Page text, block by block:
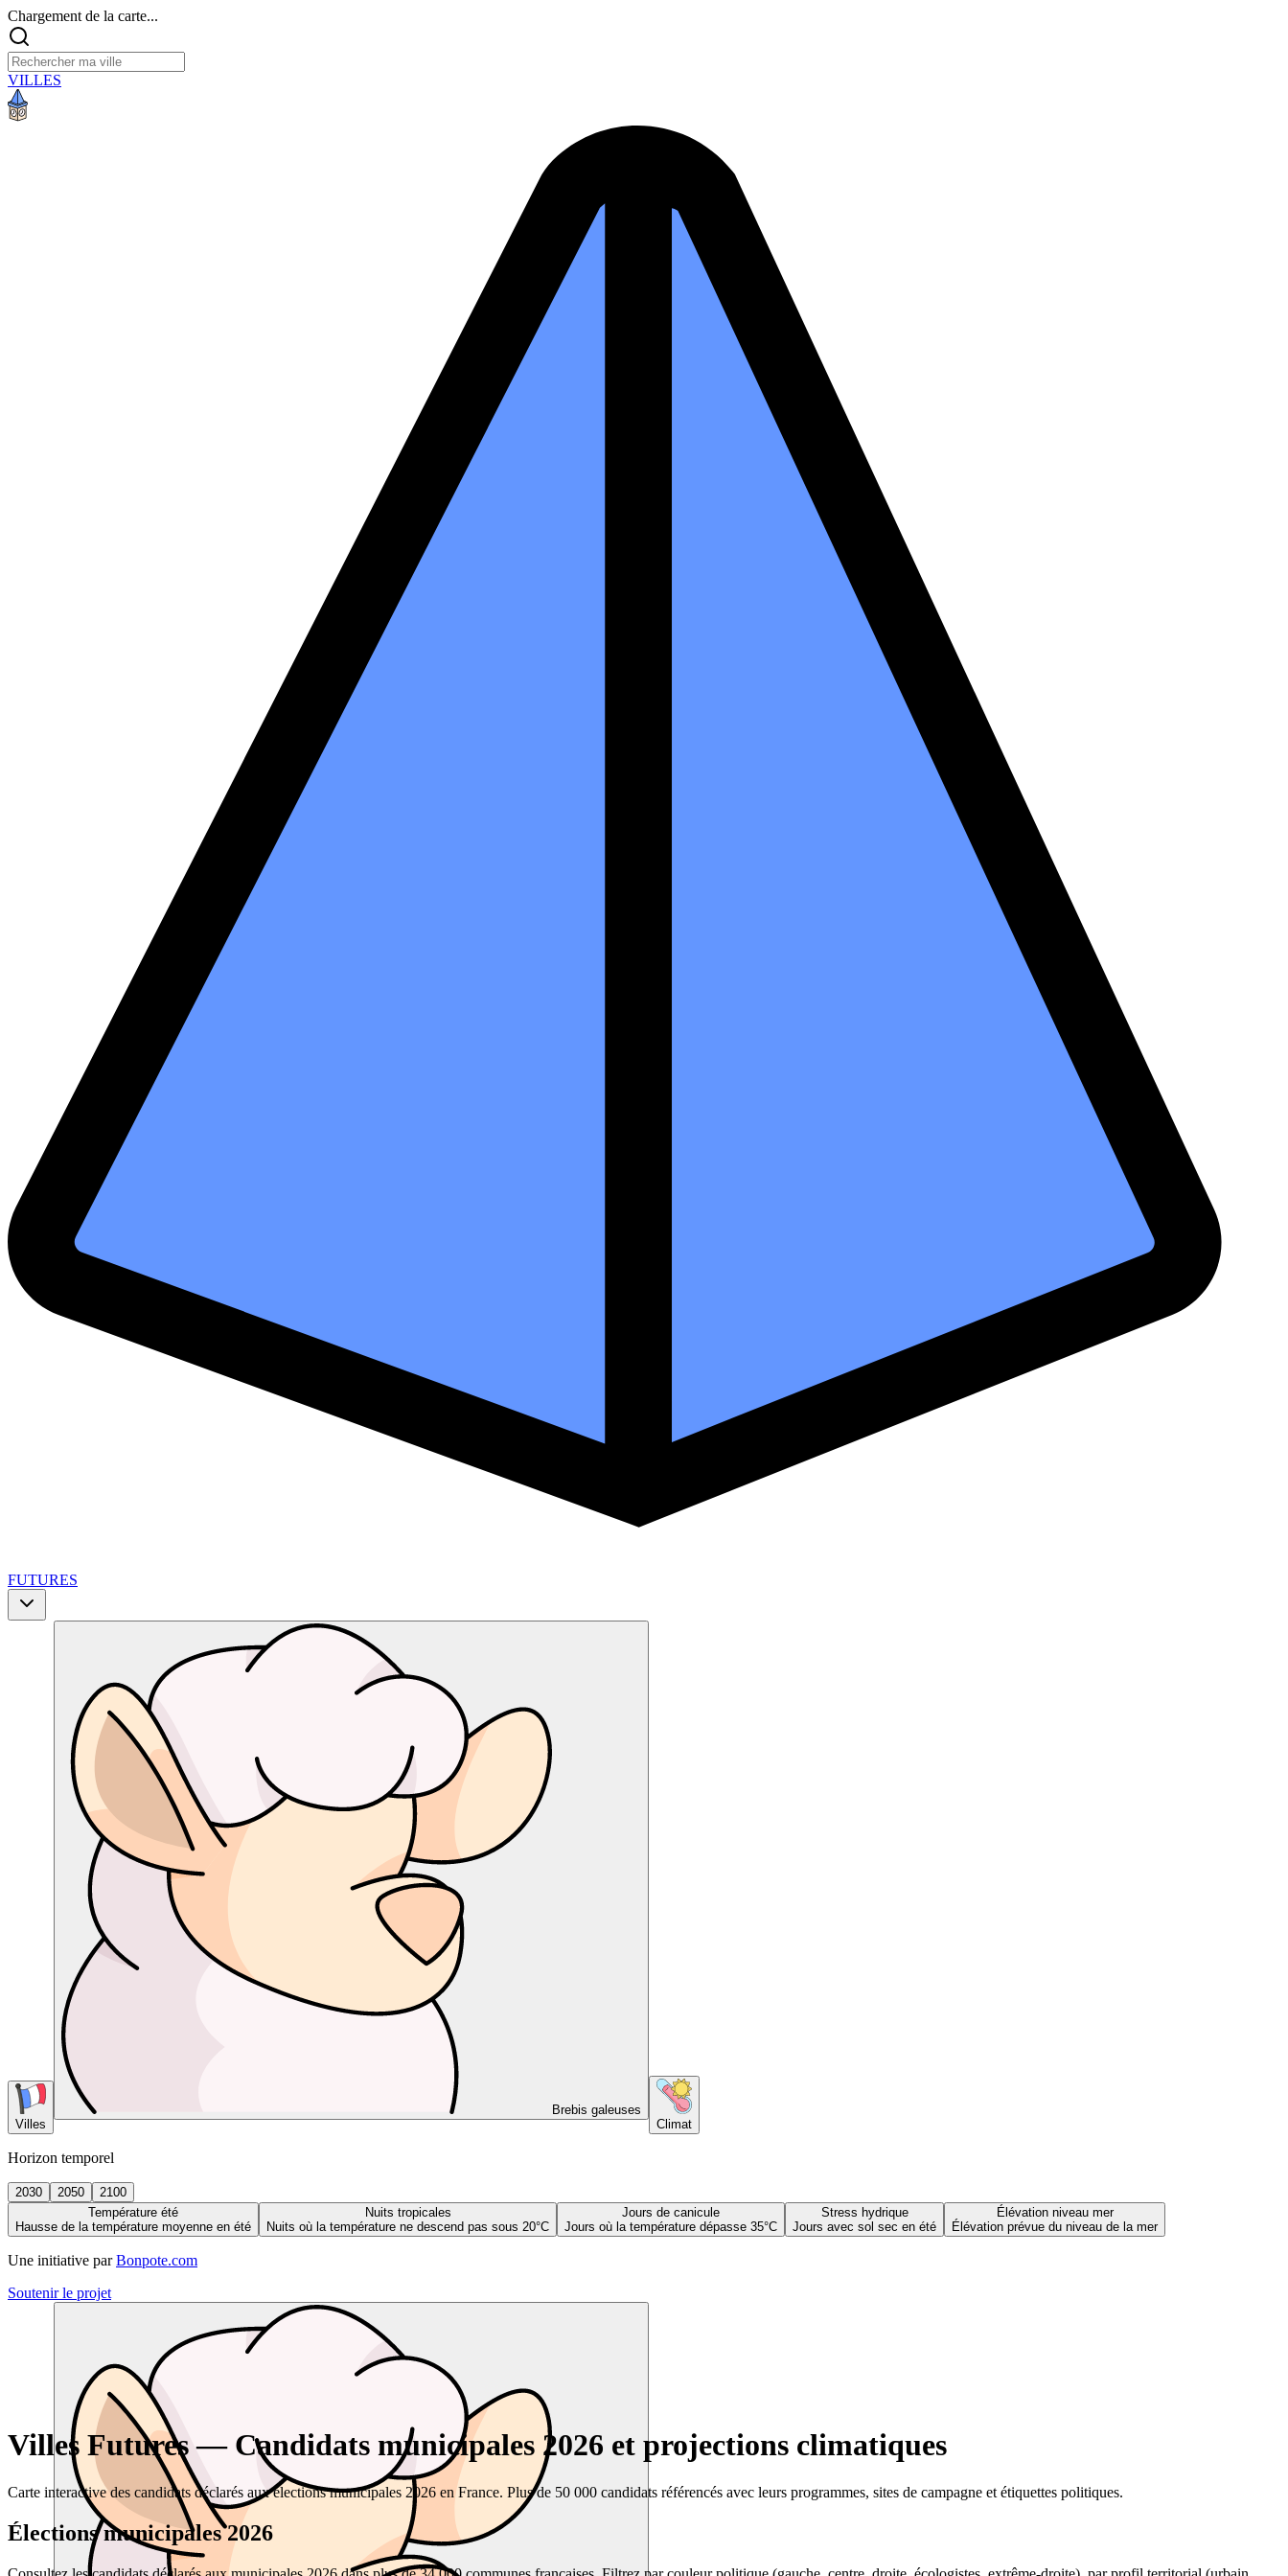
Chargement de la carte...
VILLES
FUTURES
Villes
Brebis galeuses
Climat
Horizon temporel
2030 2050
2100
Température été
Hausse de la température moyenne en été
Nuits tropicales
Nuits où la température ne descend pas sous 20°C
Jours de canicule
Jours où la température dépasse 35°C
Stress hydrique
Jours avec sol sec en été
Élévation niveau mer
Élévation prévue du niveau de la mer
Une initiative par Bonpote.com
Soutenir le projet
Villes Futures — Candidats municipales 2026 et projections climatiques
Carte interactive des candidats déclarés aux élections municipales 2026 en France. Plus de 50 000 candidats référencés avec leurs programmes, sites de campagne et étiquettes politiques.
Élections municipales 2026